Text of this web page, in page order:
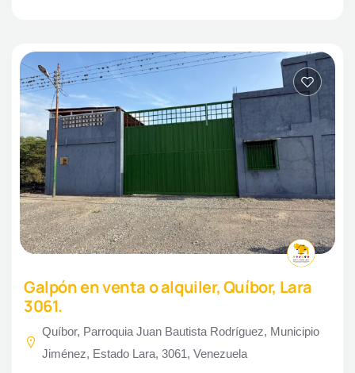
Galpón en venta o alquiler, Quíbor, Lara
3061.
Quíbor, Parroquia Juan Bautista Rodríguez, Municipio
Jiménez, Estado Lara, 3061, Venezuela